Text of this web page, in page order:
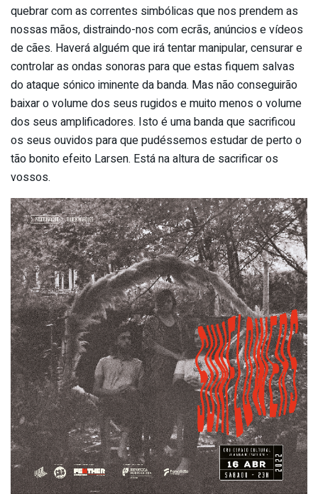
quebrar com as correntes simbólicas que nos prendem as
nossas mãos, distraindo-nos com ecrãs, anúncios e vídeos
de cães. Haverá alguém que irá tentar manipular, censurar e
controlar as ondas sonoras para que estas fiquem salvas
do ataque sónico iminente da banda. Mas não conseguirão
baixar o volume dos seus rugidos e muito menos o volume
dos seus amplificadores. Isto é uma banda que sacrificou
os seus ouvidos para que pudéssemos estudar de perto o
tão bonito efeito Larsen. Está na altura de sacrificar os
vossos.